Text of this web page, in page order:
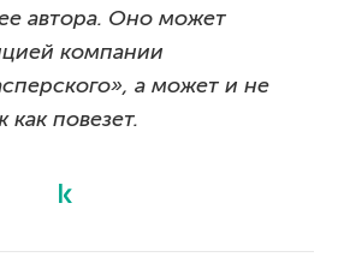
автора. Оно может
компании
а может и не
как повезет.